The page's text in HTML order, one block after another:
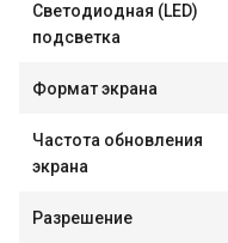
Светодиодная (LED)
подсветка
Формат экрана
Частота обновления
экрана
Разрешение